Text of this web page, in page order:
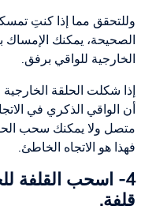
وللتحقق مما إذا كنتِ
الصحيحة، يمكنك
الخارجية للواقي برفق.
إذا شكلت الحلقة
أن الواقي الذكري في
متصل ولا يمكنك سحب
فهذا هو الاتجاه الخاطئ.
4- اسحب القلفة
قلفة.